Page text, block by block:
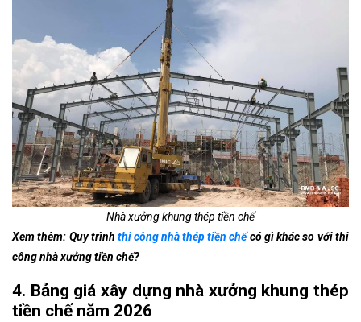
Nhà xưởng khung thép tiền chế
Xem thêm: Quy trìnhthi công nhà thép tiền chếcó gì khác so với thi
công nhà xưởng tiền chế?
4. Bảng giá xây dựng nhà xưởng khung thép
tiền chế năm 2026